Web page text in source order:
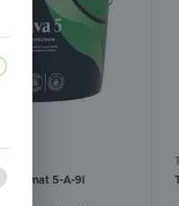
mat 5-A-9l